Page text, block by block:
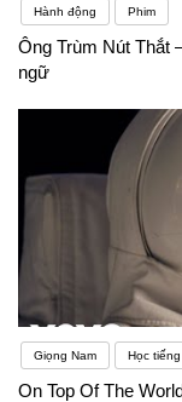
Hành động Phim
Ông Trùm Nút Thắt
ngữ
Giọng Nam Học
On Top Of The